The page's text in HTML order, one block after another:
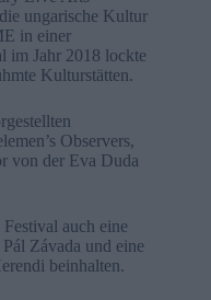
ungarische Kultur
in einer
im Jahr 2018 lockte
Kulturstätten.
Observers,
von der Eva Duda
auch eine
Závada und eine
beinhalten.